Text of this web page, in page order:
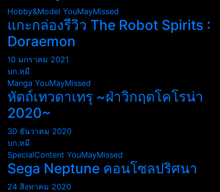
Hobby&Model YouMayMissed
แกะกล่องรีวิว The Robot Spirits :
Doraemon
10 มกราคม 2021
บก.หมี
Manga YouMayMissed
หัตถ์เทวดาเทรุ ~ฝ่าวิกฤตโคโรน่า
2020~
30 ธันวาคม 2020
บก.หมี
SpecialContent YouMayMissed
Sega Neptune คอนโซลปริศนา
24 สิงหาคม 2020